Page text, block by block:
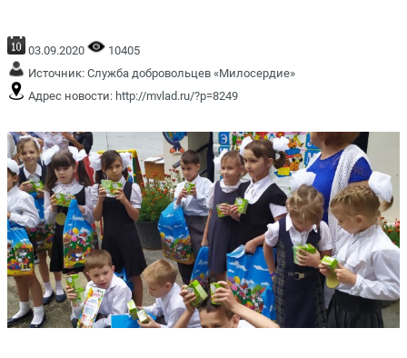
03.09.2020
10405
Источник: Служба добровольцев «Милосердие»
Адрес новости: http://mvlad.ru/?p=8249